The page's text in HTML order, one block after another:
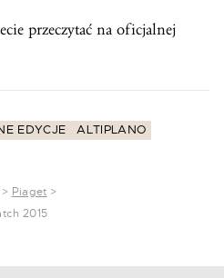
przeczytać na oficjalnej
EDYCJE
ALTIPLANO
> Piaget >
2015